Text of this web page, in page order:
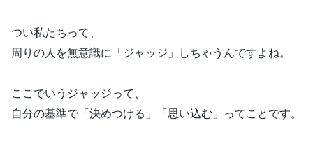
つい私たちって、
周りの人を無意識に「ジャッジ」しちゃうんですよね。
ここでいうジャッジって、
自分の基準で「決めつける」「思い込む」ってことです。